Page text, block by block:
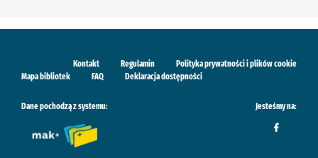
Kontakt Regulamin
Polityka prywatności i plików cookie
Mapa bibliotek
FAQ Deklaracja dostępności
Dane pochodzą z systemu: Jesteśmy na: